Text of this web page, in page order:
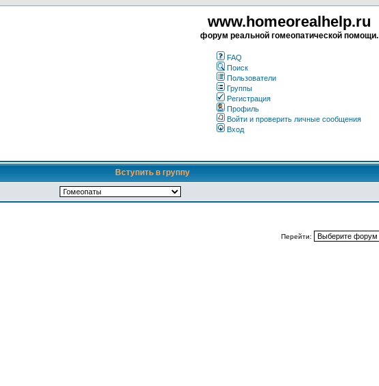
www.homeorealhelp.ru
форум реальной гомеопатической помощи.
FAQ
Поиск
Пользователи
Группы
Регистрация
Профиль
Войти и проверить личные сообщения
Вход
Вступить в группу
Перейти: